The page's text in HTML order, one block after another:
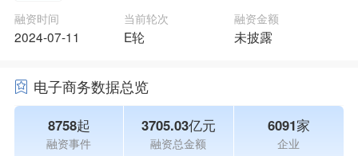
融资时间
2024-07-11
当前轮次
E轮
融资金额
未披露
电子商务数据总览
8758起
融资事件
3705.03亿元
融资总金额
6091家
企业